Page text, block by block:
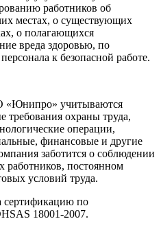
работников об
местах, о существующих
о полагающихся
вреда здоровью, по
к безопасной работе.
«Юнипро» учитываются
требования охраны труда,
операции,
финансовые и другие
заботится о соблюдении
работников, постоянном
условий труда.
сертификацию по
18001-2007.